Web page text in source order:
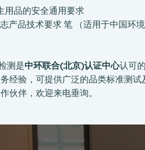
用品的安全通用要求
志产品技术要求 笔 （适用于中国环
测是中环联合(北京)认证中心认可
经验，可提供广泛的品类标准测试
伙伴，欢迎来电垂询。